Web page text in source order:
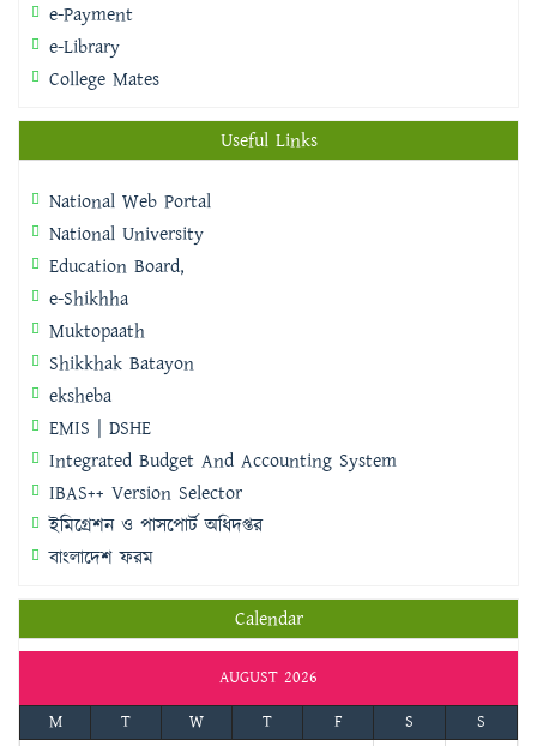
e-Payment
e-Library
College Mates
Useful Links
National Web Portal
National University
Education Board,
e-Shikhha
Muktopaath
Shikkhak Batayon
eksheba
EMIS | DSHE
Integrated Budget And Accounting System
IBAS++ Version Selector
ইমিগ্রেশন ও পাসপোর্ট অধিদপ্তর
বাংলাদেশ ফরম
Calendar
AUGUST 2026
M
T W T F S
S